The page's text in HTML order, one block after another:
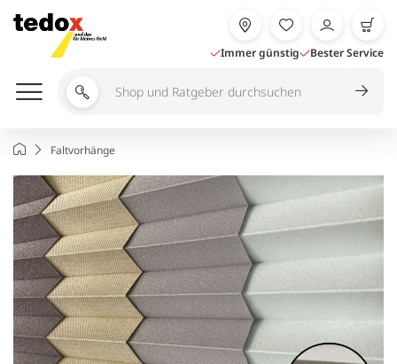
Inhalt
springen
Immer günstig Bester Service
Shop
durchsuchen
StartseiteFaltvorhänge